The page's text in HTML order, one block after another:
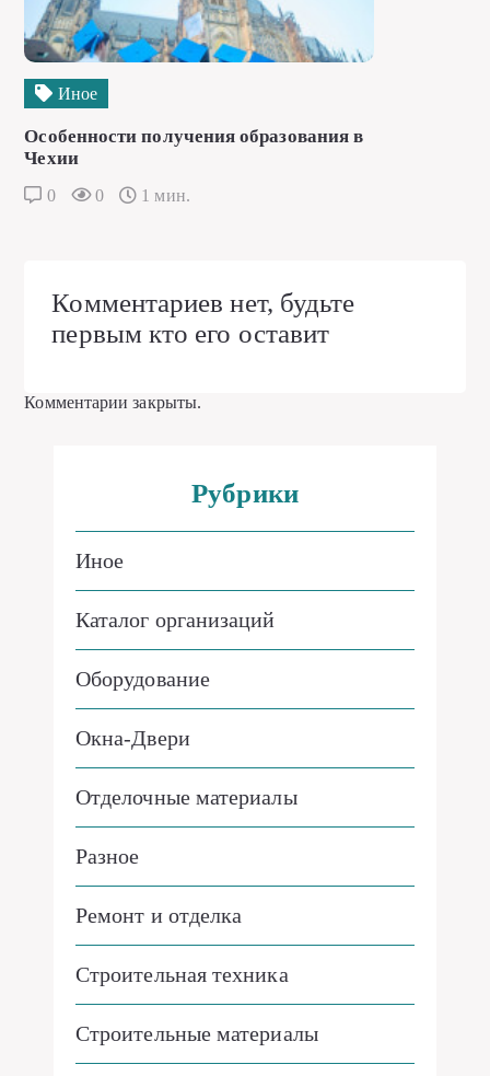
Иное
Особенности получения образования в
Чехии
0 0 1 мин.
Комментариев нет, будьте
первым кто его оставит
Комментарии закрыты.
Рубрики
Иное
Каталог организаций
Оборудование
Окна-Двери
Отделочные материалы
Разное
Ремонт и отделка
Строительная техника
Строительные материалы